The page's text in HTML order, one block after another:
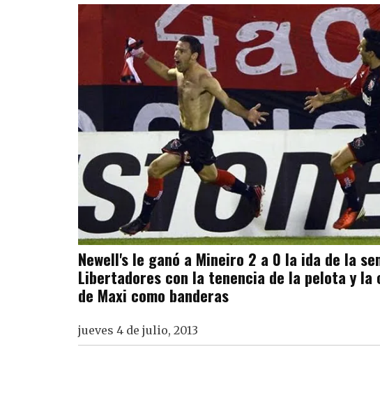
Newell's le ganó a Mineiro 2 a 0 la ida de la
Libertadores con la tenencia de la pelota y la
de Maxi como banderas
jueves 4 de julio, 2013